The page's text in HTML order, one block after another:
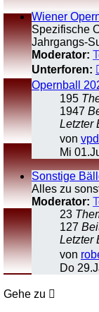
Wiener
Spezifische
Jahrgangs-
Moderator:
Unterforen:
Opernball
195
1947
Letzter
von
Mi
Sonstige
Alles zu
Moderator:
23
127
Letzter
von
Do
Gehe zu